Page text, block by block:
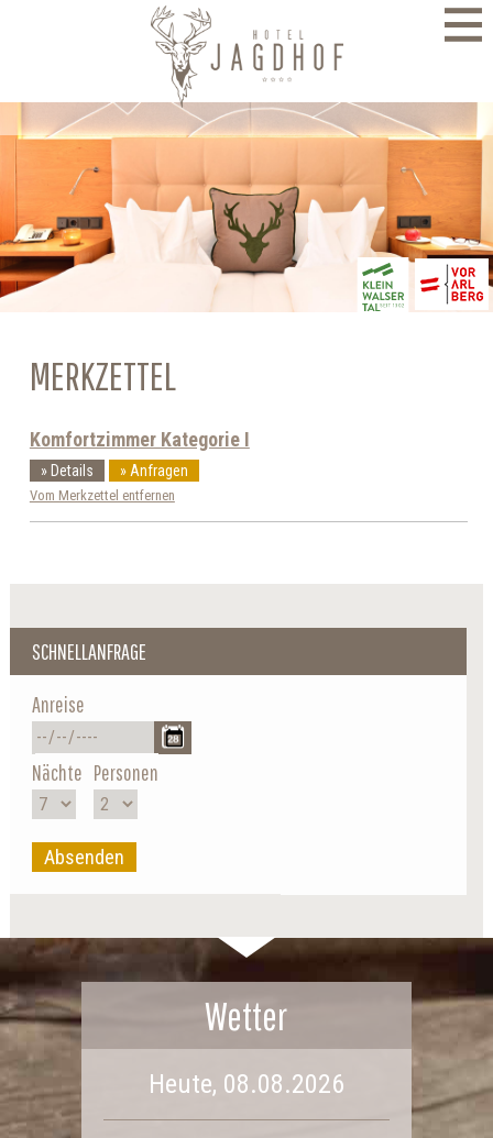
MERKZETTEL
Komfortzimmer Kategorie I
Details Anfragen
Vom Merkzettel entfernen
SCHNELLANFRAGE
Anreise
Nächte Personen
Absenden
Wetter
Heute, 08.08.2026